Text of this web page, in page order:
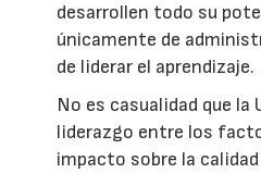
desarrollen todo su
únicamente de
de liderar el aprendizaje.
No es casualidad que la
liderazgo entre los
impacto sobre la